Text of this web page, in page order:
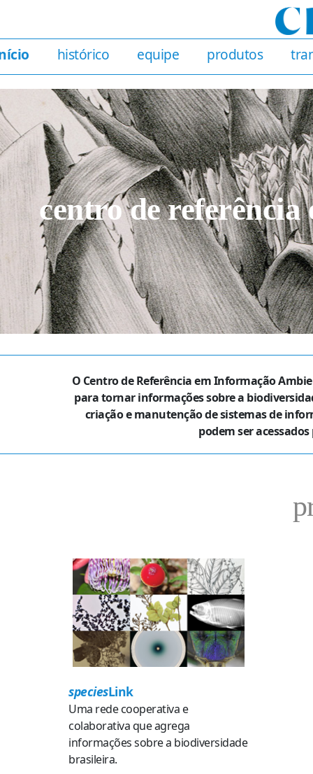
histórico equipe produtos
centro de
O Centro de Referência em Informação
para tornar informações sobre a
criação e manutenção de sistemas de
podem ser
speciesLink
Uma rede cooperativa e
colaborativa que agrega
informações sobre a biodiversidade
brasileira.